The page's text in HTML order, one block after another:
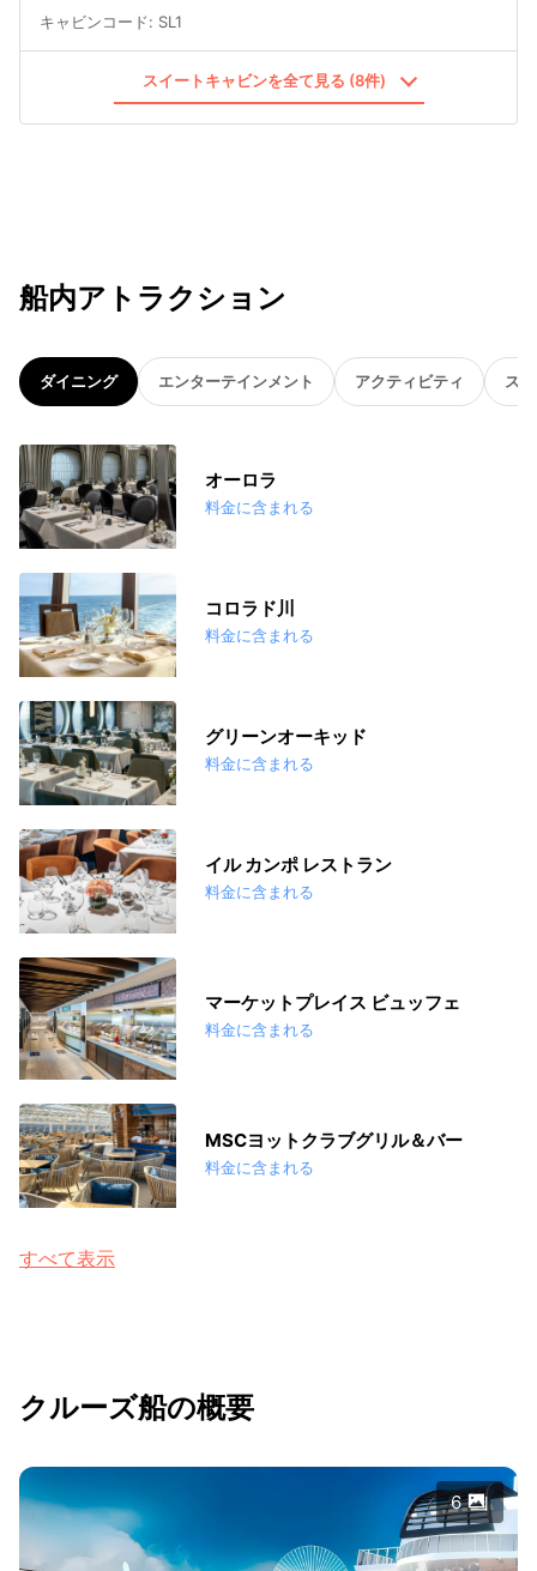
キャビンコード: SL1
スイートキャビンを全て見る (8件)
船内アトラクション
ダイニング エンターテインメント アクティビティ ス
オーロラ
料金に含まれる
コロラド川
料金に含まれる
グリーンオーキッド
料金に含まれる
イル カンポ レストラン
料金に含まれる
マーケットプレイス ビュッフェ
料金に含まれる
MSCヨットクラブグリル＆バー
料金に含まれる
すべて表示
クルーズ船の概要
6